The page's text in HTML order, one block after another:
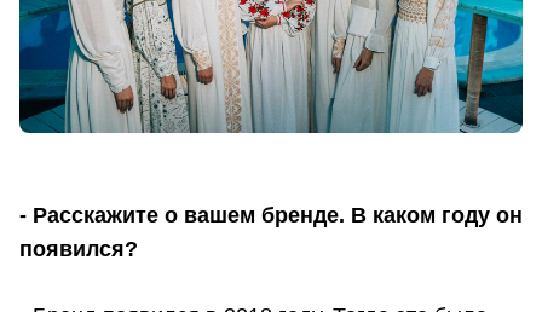
- Расскажите о вашем бренде. В каком году он
появился?